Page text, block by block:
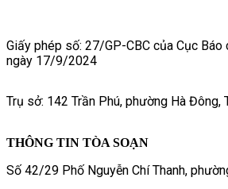
Giấy phép số: 27/GP-CBC của Cục Báo
ngày 17/9/2024
Trụ sở: 142 Trần Phú, phường Hà Đông,
THÔNG TIN TÒA SOẠN
Số 42/29 Phố Nguyễn Chí Thanh,